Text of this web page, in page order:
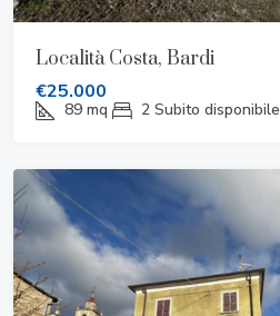
Località Costa, Bardi
€25.000
89 mq 2 Subito disponibile